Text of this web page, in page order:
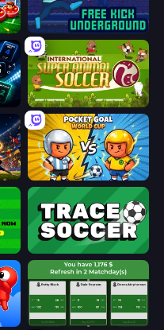
Free Kick Underground
International Super Animal Soccer
International Cup Football 2026 Pocket Goal: World Cup
Tracesoccer
Idle Soccer Manager